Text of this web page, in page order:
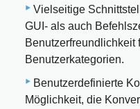
Vielseitige
GUI- als auch
Benutzerfreundlichkeit
Benutzerkategorien.
Benutzerdefinierte
Möglichkeit, die